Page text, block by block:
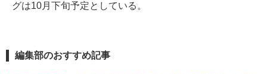
グは10月下旬予定としている。
編集部のおすすめ記事